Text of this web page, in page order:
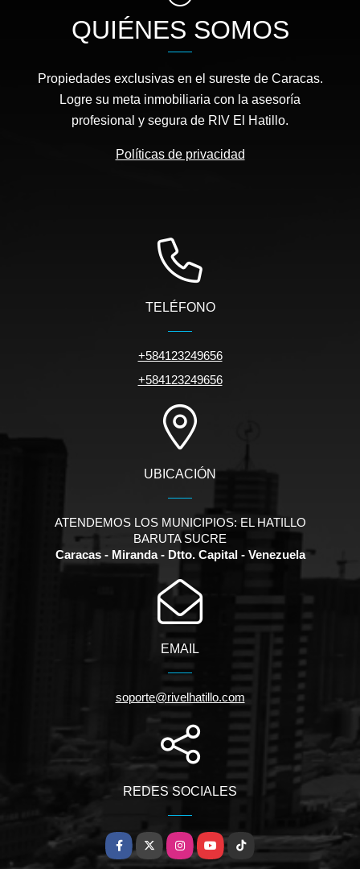
QUIÉNES SOMOS
Propiedades exclusivas en el sureste de Caracas.
Logre su meta inmobiliaria con la asesoría
profesional y segura de RIV El Hatillo.
Políticas de privacidad
TELÉFONO
+584123249656
+584123249656
UBICACIÓN
ATENDEMOS LOS MUNICIPIOS: EL HATILLO
BARUTA SUCRE
Caracas - Miranda - Dtto. Capital - Venezuela
EMAIL
soporte@rivelhatillo.com
REDES SOCIALES
Facebook
X InstagramYouTubeTikTok